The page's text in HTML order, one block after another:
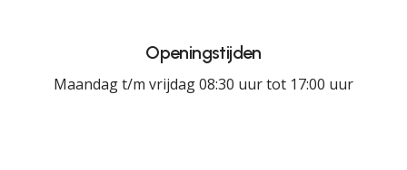
Openingstijden
Maandag t/m vrijdag 08:30 uur tot 17:00 uur